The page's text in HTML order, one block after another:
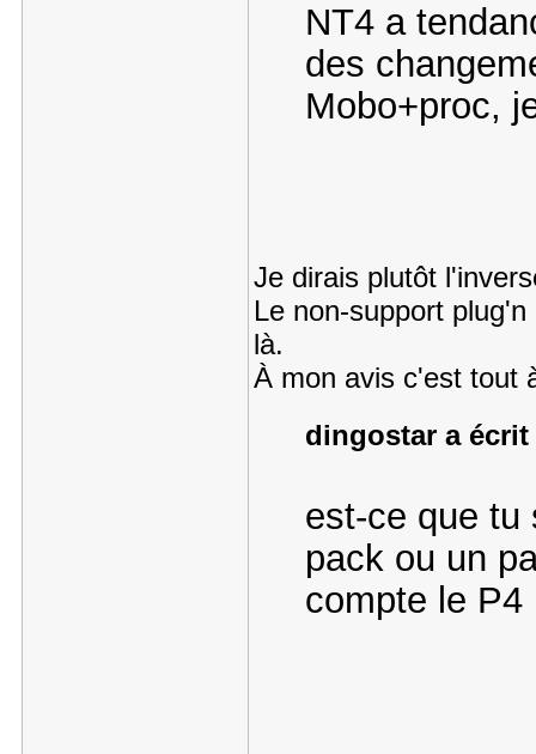
NT4 a
des
Mobo+proc,
Je dirais plutôt
Le non-support
là.
À mon avis c'est tout
dingostar a
est-ce que tu
pack ou un
compte le P4